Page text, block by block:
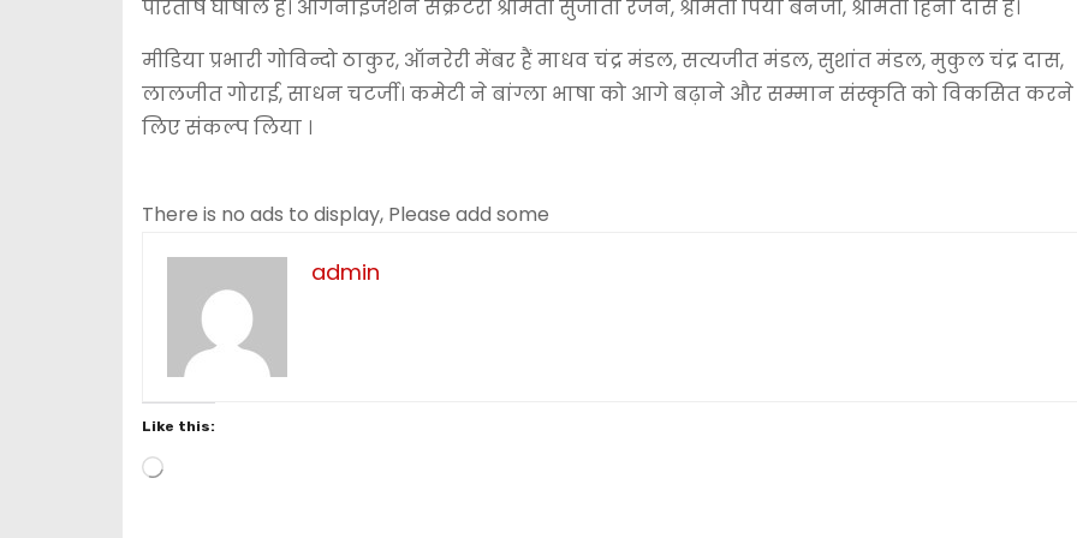
परितोष घोषाल हैं। ऑर्गनाइजेशन सेक्रेटरी श्रीमती सुजाता रंजन, श्रीमती पिया बनर्जी, श्रीमती हिना दास हैं।
मीडिया प्रभारी गोविन्दो ठाकुर, ऑनरेरी मेंबर हैं माधव चंद्र मंडल, सत्यजीत मंडल, सुशांत मंडल, मुकुल चंद्र दास,
लालजीत गोराई, साधन चटर्जी। कमेटी ने बांग्ला भाषा को आगे बढ़ाने और सम्मान संस्कृति को विकसित
लिए संकल्प लिया ।
There is no ads to display, Please add some
admin
Like this:
L